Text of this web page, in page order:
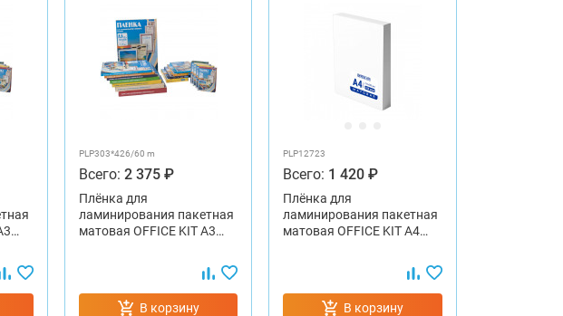
PLP303*426/60 m
Всего: 2 375 ₽
Плёнка для
ламинирования пакетная
матовая OFFICE KIT А3…
В корзину
PLP12723
Всего: 1 420 ₽
Плёнка для
ламинирования пакетная
матовая OFFICE KIT А4…
В корзину